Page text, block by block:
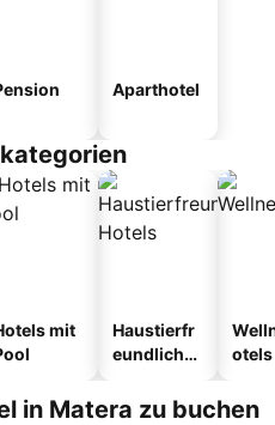
Aparthotel
mit
Haustierfr
eundliche
otels
in Matera zu buchen